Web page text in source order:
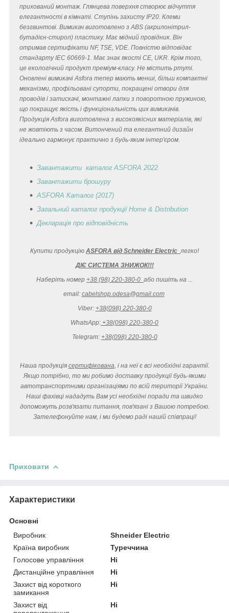
прихований монтаж. Глянцева поверхня створює відчуття
елегантності в кімнаті. Ступінь захисту IP20. Клеми
безгвинтові. Вимикач виготовлено з ABS (акрилонітрил-
бутадієн-стирол) пластику. Має мідний провідник. Він
отримав сертифікати NF, TSE, VDE. Повністю відповідає
стандарту IEC 60669-1. Має знак якості CE, UKR. Крім того,
це екологічний продукт преміум-класу. Не містить ртуті.
Оновлені вимикачі Asfora тепер мають менші, більш компактні
механізми, профільовані супорти, покращені отвори для
проводів і затискачі, монтажні лапки з поворотною пружиною,
що покращує якість і функціональність цих вимикачів.
Продукція Asfora виготовлена з високоякісних матеріалів, які
не жовтіють з часом. Витончений та елегантний дизайн
ідеально гармонує практично з будь-яким інтер'єром.
Завантажити каталог ASFORA 2022
Завантажити брошуру
ASFORA Каталог (2017)
Загальний каталог продукції Home & Distribution
Декларація про відповідність
Купити продукцію ASFORA від Schneider Electric легко!
ДІЄ СИСТЕМА ЗНИЖОК!!!
Наберіть номер +38 (98) 220-380-0 або пишіть на ...
email: cabelshop.odesa@gmail.com
Viber: +38(098) 220-380-0
WhatsApp: +38(098) 220-380-0
Telegram: +38(098) 220-380-0
Наша продукція сертифікована , і на неї є всі необхідні гарантії.
Якщо потрібно, то ми робимо доставку продукції будь-якими
автотранспортними організаціями по всій території України.
Наші фахівці нададуть Вам усі необхідні поради та швидко
допоможуть розв'язати питання, пов'язані з Вашою потребою.
Зателефонуйте нам, і ми будемо раді нашій співпраці!
Приховати
Характеристики
Основні
Виробник
Shneider Electric
Країна виробник
Туреччина
Голосове управління
Ні
Дистанційне управління
Ні
Захист від короткого
замикання
Ні
Захист від
Ні